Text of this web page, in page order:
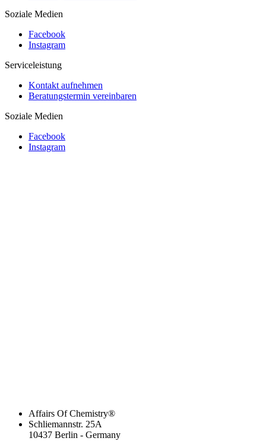
Soziale Medien
Facebook
Instagram
Serviceleistung
Kontakt aufnehmen
Beratungstermin vereinbaren
Soziale Medien
Facebook
Instagram
Affairs Of Chemistry®
Schliemannstr. 25A
10437 Berlin - Germany